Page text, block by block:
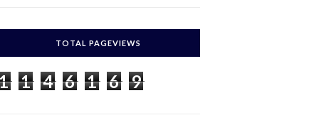
TOTAL PAGEVIEWS
1 4 6 1 6 9